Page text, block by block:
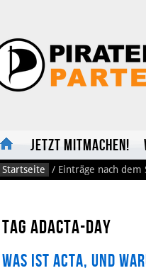
Jetzt mitmachen!
Startseite / Einträge nach dem
Tag AdActa-Day
Was ist ACTA, und